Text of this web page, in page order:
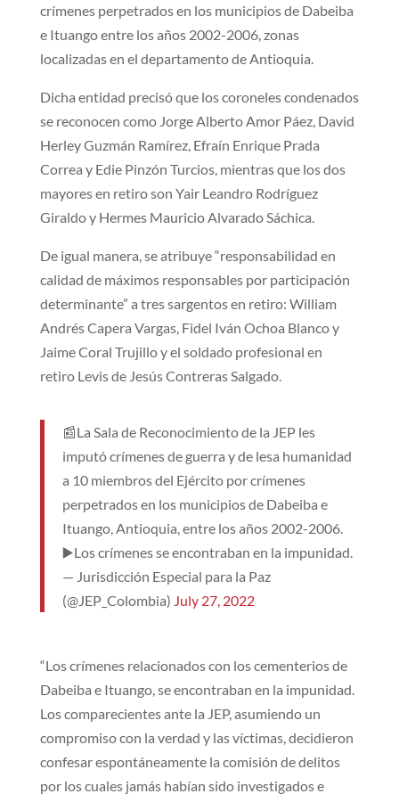
crímenes perpetrados en los municipios de Dabeiba
e Ituango entre los años 2002-2006, zonas
localizadas en el departamento de Antioquia.
Dicha entidad precisó que los coroneles condenados
se reconocen como Jorge Alberto Amor Páez, David
Herley Guzmán Ramírez, Efraín Enrique Prada
Correa y Edie Pinzón Turcios, mientras que los dos
mayores en retiro son Yair Leandro Rodríguez
Giraldo y Hermes Mauricio Alvarado Sáchica.
De igual manera, se atribuye “responsabilidad en
calidad de máximos responsables por participación
determinante” a tres sargentos en retiro: William
Andrés Capera Vargas, Fidel Iván Ochoa Blanco y
Jaime Coral Trujillo y el soldado profesional en
retiro Levis de Jesús Contreras Salgado.
📰La Sala de Reconocimiento de la JEP les
imputó crímenes de guerra y de lesa humanidad
a 10 miembros del Ejército por crímenes
perpetrados en los municipios de Dabeiba e
Ituango, Antioquia, entre los años 2002-2006.
▶️Los crímenes se encontraban en la impunidad.
— Jurisdicción Especial para la Paz
(@JEP_Colombia) July 27, 2022
“Los crímenes relacionados con los cementerios de
Dabeiba e Ituango, se encontraban en la impunidad.
Los comparecientes ante la JEP, asumiendo un
compromiso con la verdad y las víctimas, decidieron
confesar espontáneamente la comisión de delitos
por los cuales jamás habían sido investigados e